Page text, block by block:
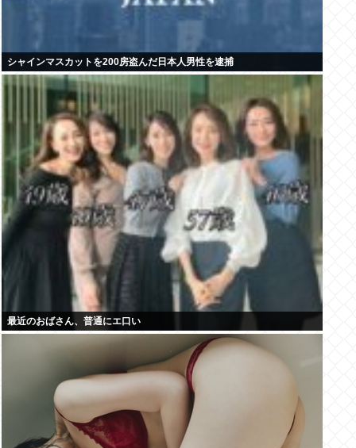
シャインマスカットを200房盗んだ日本人男性を逮捕
最近のおばさん、普通にエ口い